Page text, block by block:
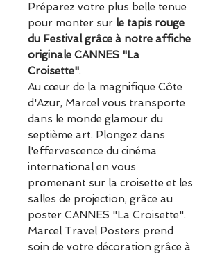
Préparez votre plus belle tenue
pour monter sur le tapis rouge
du Festival grâce à notre affiche
originale CANNES "La
Croisette".
Au cœur de la magnifique Côte
d'Azur, Marcel vous transporte
dans le monde glamour du
septième art. Plongez dans
l'effervescence du cinéma
international en vous
promenant sur la croisette et les
salles de projection, grâce au
poster CANNES "La Croisette".
Marcel Travel Posters prend
soin de votre décoration grâce à